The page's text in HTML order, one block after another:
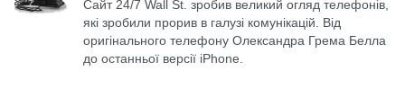
Сайт 24/7 Wall St. зробив великий огляд телефонів,
які зробили прорив в галузі комунікацій. Від
оригінального телефону Олександра Грема Белла
до останньої версії iPhone.